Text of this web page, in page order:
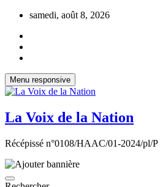
Aller
contenu
samedi, août 8, 2026
Menu responsive
La Voix de la Nation
Récépissé n°0108/HAAC/01-2024/pl/P